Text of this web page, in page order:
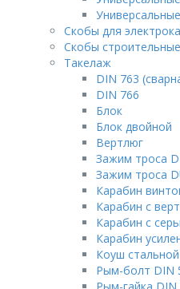
Скобы для
Скобы строительные
Такелаж
DIN 763
DIN 766
Блок
Блок двойной
Вертлюг
Зажим троса
Зажим троса
Карабин
Карабин с
Карабин с
Карабин
Коуш
Рым-болт DIN